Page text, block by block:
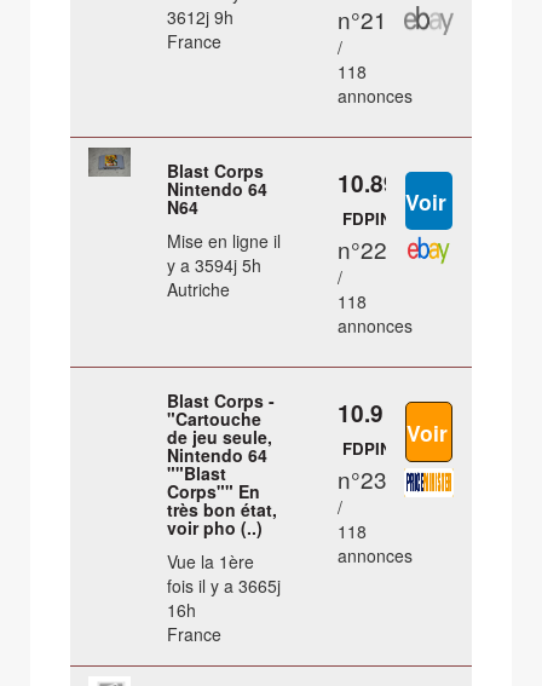
3612j 9h
France
n°21
/
118
annonces
Blast Corps
Nintendo 64
N64
Mise en ligne il
y a 3594j 5h
Autriche
10.89 €
FDPIN
n°22
/
118
annonces
Blast Corps -
"Cartouche
de jeu seule,
Nintendo 64
""Blast
Corps"" En
très bon état,
voir pho (..)
Vue la 1ère
fois il y a 3665j
16h
France
10.9 €
FDPIN
n°23
/
118
annonces